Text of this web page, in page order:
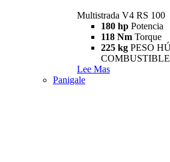
Multistrada V4 RS 100
180 hp Potencia
118 Nm Torque
225 kg PESO
COMBUSTIBLE
Lee Mas
Panigale